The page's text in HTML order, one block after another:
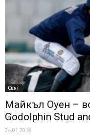
Свят
Майкъл Оуен –
Godolphin Stud
24.01.2018